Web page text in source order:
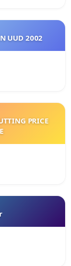
UUD 2002
PRICE